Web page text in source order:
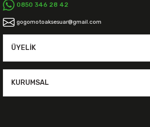
0850 346 28 42
gogomotoaksesuar@gmail.com
ÜYELIK
KURUMSAL